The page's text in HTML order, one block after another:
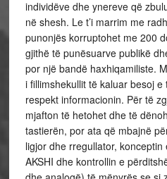
individëve dhe ynereve që
në shesh. Le t’i marrim me
punonjës korruptohet me 200
gjithë të punësuarve publikë
por një bandë haxhiqamiliste.
i fillimshekullit të kaluar besoj
respekt informacionin. Për të
mjafton të hetohet dhe të
tastierën, por ata që mbajnë
ligjor dhe rregullator,
AKSHI dhe kontrollin e